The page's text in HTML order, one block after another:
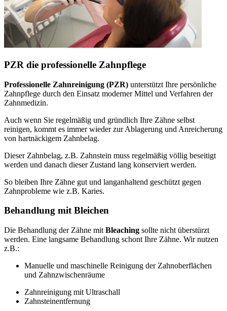
PZR die professionelle Zahnpflege
Professionelle Zahnreinigung (PZR) unterstützt Ihre persönliche
Zahnpflege durch den Einsatz moderner Mittel und Verfahren der
Zahnmedizin.
Auch wenn Sie regelmäßig und gründlich Ihre Zähne selbst
reinigen, kommt es immer wieder zur Ablagerung und Anreicherung
von hartnäckigem Zahnbelag.
Dieser Zahnbelag, z.B. Zahnstein muss regelmäßig völlig beseitigt
werden und danach dieser Zustand lang konserviert werden.
So bleiben Ihre Zähne gut und langanhaltend geschützt gegen
Zahnprobleme wie z.B. Karies.
Behandlung mit Bleichen
Die Behandlung der Zähne mit Bleaching sollte nicht überstürzt
werden. Eine langsame Behandlung schont Ihre Zähne. Wir nutzen
z.B.:
Manuelle und maschinelle Reinigung der Zahnoberflächen
und Zahnzwischenräume
Zahnreinigung mit Ultraschall
Zahnsteinentfernung